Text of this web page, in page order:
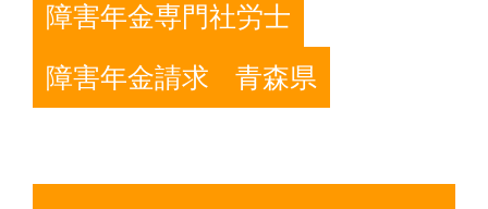
障害年金専門社労士
障害年金請求
青森県